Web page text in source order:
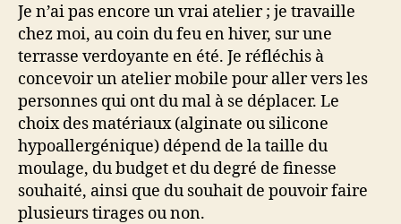
Je n’ai pas encore un vrai atelier ; je travaille
chez moi, au coin du feu en hiver, sur une
terrasse verdoyante en été. Je réfléchis à
concevoir un atelier mobile pour aller vers les
personnes qui ont du mal à se déplacer. Le
choix des matériaux (alginate ou silicone
hypoallergénique) dépend de la taille du
moulage, du budget et du degré de finesse
souhaité, ainsi que du souhait de pouvoir faire
plusieurs tirages ou non.